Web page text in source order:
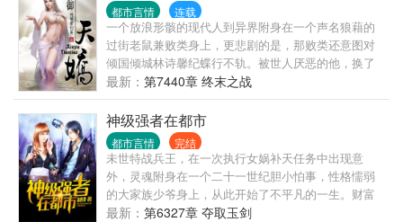
都市言情 连载
一个放浪形骸的现代人到异界附身在一个声名狼藉的
过街老鼠兼败类身上，更悲剧的是，那败类还意图对
倾国倾城林诗馨纪蝶行不轨。被世人厌恶的他，换了
一个灵魂之后又将会如何？再次面对对他厌恶至极的
天之骄女林诗馨和纪蝶，华丽的蜕变之后的他又让她
作何感想？ 且看叶楚如何在一条充满荆棘的道路上，
踏出一个个惊世骇俗的脚印！搅动风云，邪御天娇！
以奇特的手法，打造一个截然不同的玄幻世界，带给
大家不一样的感受。
最新： 第7440章 终末之战
神级强者在都市
都市言情 完结
未世特战兵王，在一次执行女娲补天任务中出现意
外，灵魂附身在一个二十一世纪胆小怕事，性格懦弱
的大家族少爷身上，从此开始了不平凡的一生。财富
手中握，美人怀里揉，敌人脚下踩。
最新： 第6327章 夺取玉剑